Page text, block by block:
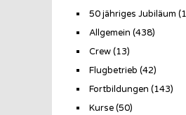
50 jähriges Jubiläum
Allgemein (438)
Crew(13)
Flugbetrieb (42)
Fortbildungen (143)
Kurse(50)